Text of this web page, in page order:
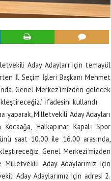
Aday Adayları için temayül
İl Seçim İşleri Başkanı Mehmet
Genel Merkez’imizden gelecek
ifadesini kullandı.
yaparak, Milletvekili Aday Adayları
Halkapınar Kapalı Spor
saat 10.00 ile 16.00 arasında,
Genel Merkezi’mizden
Aday Adaylarımız için
Aday Adaylarımız için adresi 2.